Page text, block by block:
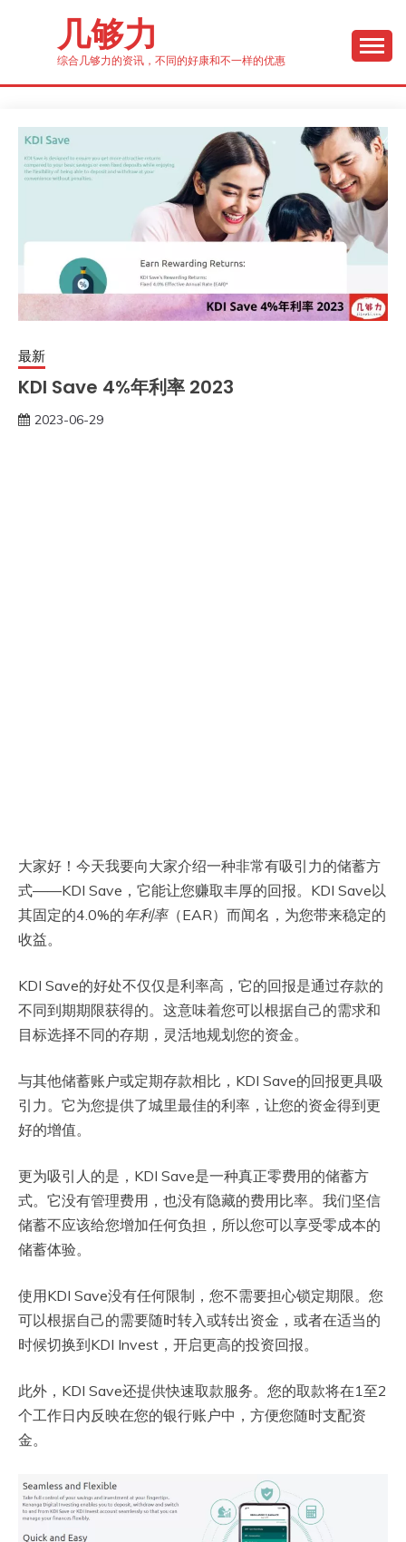
几够力
综合几够力的资讯，不同的好康和不一样的优惠
最新
KDI Save 4%年利率 2023
2023-06-29
大家好！今天我要向大家介绍一种非常有吸引力的储蓄方
式——KDI Save，它能让您赚取丰厚的回报。KDI Save以
其固定的4.0%的年利率（EAR）而闻名，为您带来稳定的
收益。
KDI Save的好处不仅仅是利率高，它的回报是通过存款的
不同到期期限获得的。这意味着您可以根据自己的需求和
目标选择不同的存期，灵活地规划您的资金。
与其他储蓄账户或定期存款相比，KDI Save的回报更具吸
引力。它为您提供了城里最佳的利率，让您的资金得到更
好的增值。
更为吸引人的是，KDI Save是一种真正零费用的储蓄方
式。它没有管理费用，也没有隐藏的费用比率。我们坚信
储蓄不应该给您增加任何负担，所以您可以享受零成本的
储蓄体验。
使用KDI Save没有任何限制，您不需要担心锁定期限。您
可以根据自己的需要随时转入或转出资金，或者在适当的
时候切换到KDI Invest，开启更高的投资回报。
此外，KDI Save还提供快速取款服务。您的取款将在1至2
个工作日内反映在您的银行账户中，方便您随时支配资
金。